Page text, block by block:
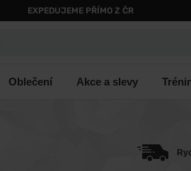
EXPEDUJEME PŘÍMO Z ČR
Oblečení Akce a slevy